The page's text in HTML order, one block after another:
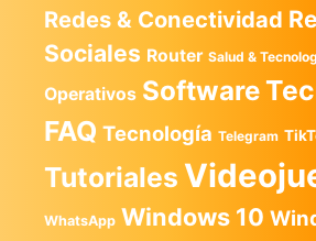
Redes & Conectividad
Sociales Router Salud &
Operativos Software
FAQ Tecnología Telegram
Tutoriales
WhatsApp Windows 10